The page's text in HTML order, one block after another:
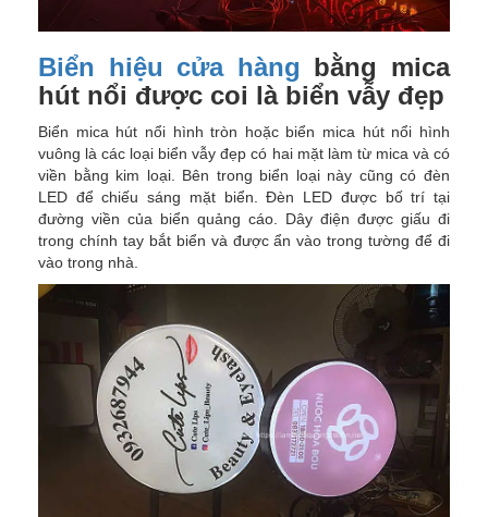
Biển hiệu cửa hàng bằng mica
hút nổi được coi là biển vẫy đẹp
Biển mica hút nổi hình tròn hoặc biển mica hút nổi hình
vuông là các loại biển vẫy đẹp có hai mặt làm từ mica và có
viền bằng kim loại. Bên trong biển loại này cũng có đèn
LED để chiếu sáng mặt biển. Đèn LED được bố trí tại
đường viền của biển quảng cáo. Dây điện được giấu đi
trong chính tay bắt biển và được ẩn vào trong tường để đi
vào trong nhà.